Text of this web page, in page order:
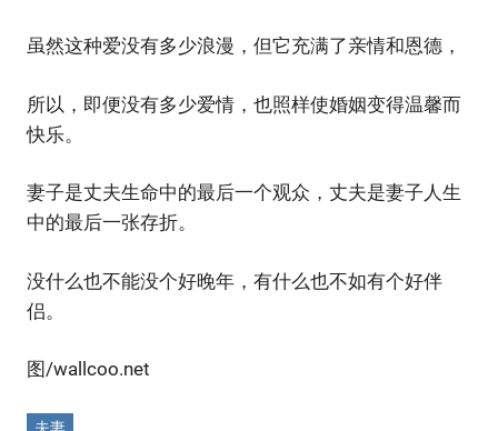
虽然这种爱没有多少浪漫，但它充满了亲情和恩德，
所以，即便没有多少爱情，也照样使婚姻变得温馨而
快乐。
妻子是丈夫生命中的最后一个观众，丈夫是妻子人生
中的最后一张存折。
没什么也不能没个好晚年，有什么也不如有个好伴
侣。
图/wallcoo.net